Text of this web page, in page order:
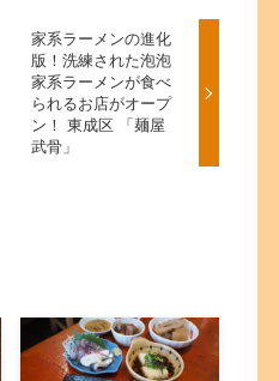
家系ラーメンの進化
版！洗練された泡泡
家系ラーメンが食べ
られるお店がオープ
ン！ 東成区 「麺屋
武骨」